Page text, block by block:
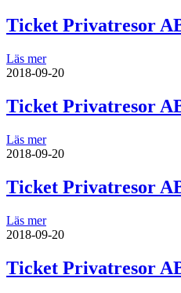
Ticket Privatresor
Läs mer
2018-09-20
Ticket Privatresor
Läs mer
2018-09-20
Ticket Privatresor
Läs mer
2018-09-20
Ticket Privatresor